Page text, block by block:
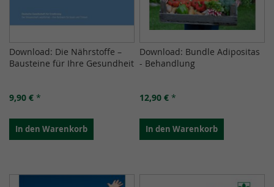
Download: Die Nährstoffe –
Bausteine für Ihre Gesundheit
9,90 € *
In den Warenkorb
Download: Bundle Adipositas
- Behandlung
12,90 € *
In den Warenkorb